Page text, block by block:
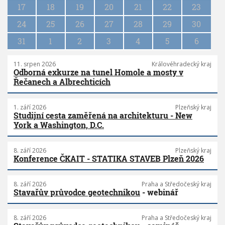
i
o
17
18 19 20 21 22
23
24
25 26 27 28 29
30
31
1 2 3 4 5 6
11. srpen 2026 Královéhradecký kraj
Odborná exkurze na tunel Homole a mosty v
Řečanech a Albrechticích
1. září 2026 Plzeňský kraj
Studijní cesta zaměřená na architekturu - New
York a Washington, D.C.
8. září 2026 Plzeňský kraj
Konference ČKAIT - STATIKA STAVEB Plzeň 2026
8. září 2026 Praha a Středočeský kraj
Stavařův průvodce geotechnikou - webinář
8. září 2026 Praha a Středočeský kraj